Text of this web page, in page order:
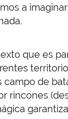
a
que es
de
rincones